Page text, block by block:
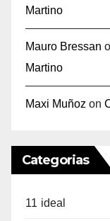
Martino
Mauro Bressan
Martino
Maxi Muñoz on
Categorias
11 ideal